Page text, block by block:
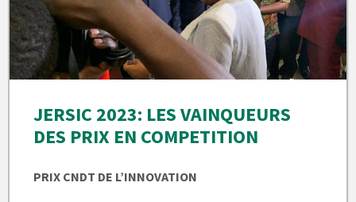
JERSIC 2023: LES VAINQUEURS
DES PRIX EN COMPETITION
PRIX CNDT DE L’INNOVATION